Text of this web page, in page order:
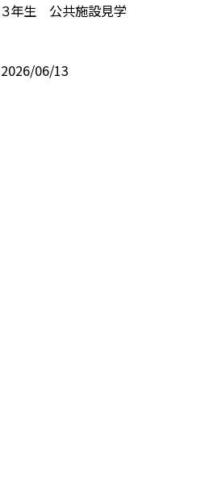
３年生 公共施設見学
2026/06/13